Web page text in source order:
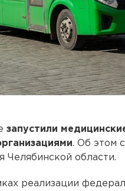
запустили
. Об этом
Челябинской области.
реализации